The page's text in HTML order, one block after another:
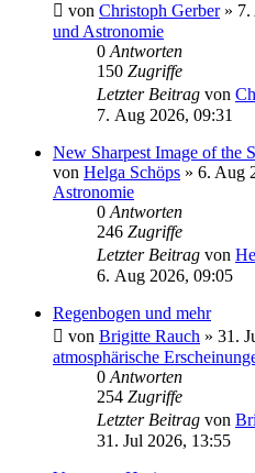
von Christoph Gerber» 7.
und Astronomie
0 Antworten
150 Zugriffe
Letzter Beitrag von
7. Aug 2026, 09:31
New Sharpest Image of the
von Helga Schöps » 6. Aug
Astronomie
0 Antworten
246 Zugriffe
Letzter Beitrag von
6. Aug 2026, 09:05
Regenbogen und mehr
von Brigitte Rauch » 31.
atmosphärische
0 Antworten
254 Zugriffe
Letzter Beitrag von
31. Jul 2026, 13:55